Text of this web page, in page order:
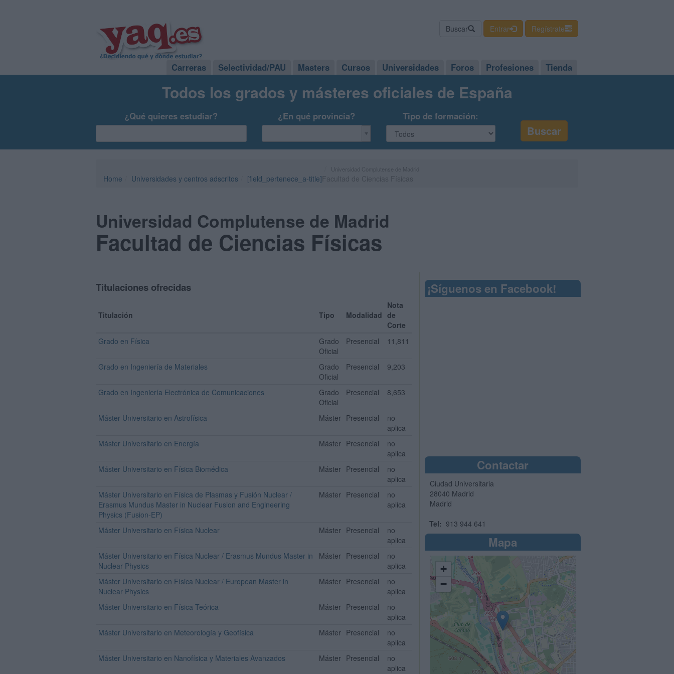
Buscar Entrar Regístrate
Carreras Selectividad/PAU Masters Cursos Universidades Foros Profesiones Tienda
Todos los grados y másteres oficiales de España
¿Qué quieres estudiar? ¿En qué provincia? Tipo de formación:
Home Universidades y centros adscritos [field_pertenece_a-title]
Universidad Complutense de Madrid
Facultad de Ciencias Físicas
Titulaciones ofrecidas
Titulación Tipo Modalidad
Nota
de
Corte
Grado en Física
Grado
Oficial
Presencial 11,811
Grado en Ingeniería de Materiales
Grado
Oficial
Presencial 9,203
Grado en Ingeniería Electrónica de Comunicaciones
Grado
Oficial
Presencial 8,653
Máster Universitario en Astrofísica Máster Presencial
no
aplica
Máster Universitario en Energía
Máster Presencial
no
aplica
Máster Universitario en Física Biomédica
Máster Presencial
no
aplica
Máster Universitario en Física de Plasmas y Fusión Nuclear /
Erasmus Mundus Master in Nuclear Fusion and Engineering
Physics (Fusion-EP)
Máster Presencial
no
aplica
Máster Universitario en Física Nuclear Máster Presencial
no
aplica
Máster Universitario en Física Nuclear / Erasmus Mundus Master in
Nuclear Physics
Máster Presencial
no
aplica
Máster Universitario en Física Nuclear / European Master in
Nuclear Physics
Máster Presencial
no
aplica
Máster Universitario en Física Teórica
Máster Presencial
no
aplica
Máster Universitario en Meteorología y Geofísica
Máster Presencial
no
aplica
Máster Universitario en Nanofísica y Materiales Avanzados
Máster Presencial
no
aplica
¡Síguenos en Facebook!
Contactar
Ciudad Universitaria
28040 Madrid
Madrid
Tel: 913 944 641
Mapa
+
−